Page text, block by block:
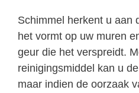
Schimmel herkent u aan
het vormt op uw muren
geur die het verspreidt.
reinigingsmiddel kan u
maar indien de oorzaak